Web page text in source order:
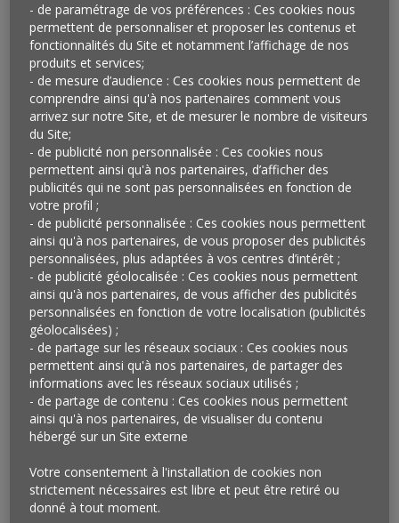
Angleterre
Certaines fintechs, ces sociétés financières spécialisées
dans le crédit à la consommation en ligne qui ciblent un
public jeune ou peu bancarisé, évaluent la capacité d’un
demandeur à rembourser ses dettes sur la base de sa
popularité sur les réseaux sociaux.« Si tes amis ont
confiance en toi, nous aussi », c’est par ce slogan et son
logo, un « smiley », queCredilikeme, fintech mexicaine
spécialisée dans le crédit, s’est ainsi faite connaître sur
Facebook. Un positionnement également adopté par
FriendlyScoreen Angleterre. Si ces fintechs opèrent
surtout dans les pays émergents, elles commencent à
se développer aux Etats-Unis et en Europe mais ne
sont pas encore arrivées en France où l’utilisation des
- de paramétrage de vos préférences : Ces cookies nous
permettent de personnaliser et proposer les contenus et
fonctionnalités du Site et notamment l’affichage de nos
produits et services;
- de mesure d’audience : Ces cookies nous permettent de
comprendre ainsi qu'à nos partenaires comment vous
arrivez sur notre Site, et de mesurer le nombre de visiteurs
du Site;
- de publicité non personnalisée : Ces cookies nous
permettent ainsi qu'à nos partenaires, d’afficher des
publicités qui ne sont pas personnalisées en fonction de
votre profil ;
- de publicité personnalisée : Ces cookies nous permettent
ainsi qu'à nos partenaires, de vous proposer des publicités
personnalisées, plus adaptées à vos centres d’intérêt ;
- de publicité géolocalisée : Ces cookies nous permettent
ainsi qu'à nos partenaires, de vous afficher des publicités
personnalisées en fonction de votre localisation (publicités
géolocalisées) ;
- de partage sur les réseaux sociaux : Ces cookies nous
permettent ainsi qu'à nos partenaires, de partager des
informations avec les réseaux sociaux utilisés ;
- de partage de contenu : Ces cookies nous permettent
ainsi qu'à nos partenaires, de visualiser du contenu
hébergé sur un Site externe
Votre consentement à l'installation de cookies non
strictement nécessaires est libre et peut être retiré ou
donné à tout moment.